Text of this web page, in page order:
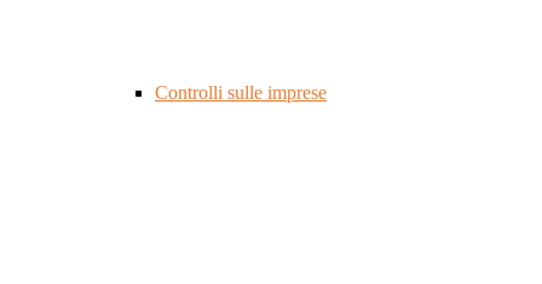
Controlli sulle imprese